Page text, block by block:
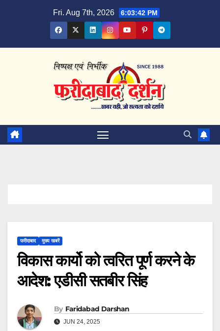
Fri. Aug 7th, 2026 6:03:42 PM
फरीदाबाद मुख्य खबरें
विकास कार्यो को त्वरित पूर्ण करने के
आदेश: एडीसी सतबीर सिंह
By Faridabad Darshan
JUN 24, 2025